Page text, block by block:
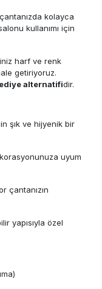
kolayca
kullanımı için
harf ve renk
getiriyoruz.
alternatifidir.
şık ve hijyenik bir
uyum
çantanızın
yapısıyla özel